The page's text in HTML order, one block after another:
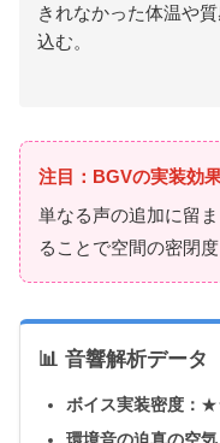
きれなかった体温や
込む。
注目：BGVの実装効
単なる声の追加に留
ることで空間の密閉度
📊 音響解析データ
ボイス実装密度：
環境音の迫真の空気